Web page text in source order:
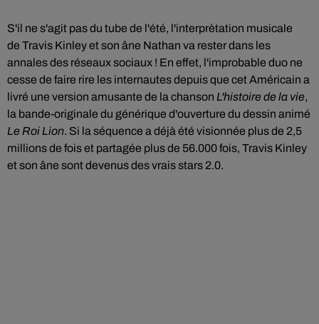
S'il ne s'agit pas du tube de l'été, l'interprètation musicale
de Travis Kinley et son âne Nathan va rester dans les
annales des réseaux sociaux ! En effet, l'improbable duo ne
cesse de faire rire les internautes depuis que cet Américain a
livré une version amusante de la chanson L'histoire de la vie,
la bande-originale du générique d'ouverture du dessin animé
Le Roi Lion. Si la séquence a déjà été visionnée plus de 2,5
millions de fois et partagée plus de 56.000 fois, Travis Kinley
et son âne sont devenus des vrais stars 2.0.